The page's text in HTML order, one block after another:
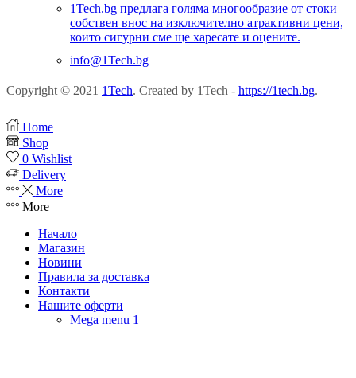
1Tech.bg предлага голяма многообразие от стоки
собствен внос на изключително атрактивни цени,
които сигурни сме ще харесате и оцените.
info@1Tech.bg
Copyright © 2021 1Tech. Created by 1Tech - https://1tech.bg.
Home
Shop
0 Wishlist
Delivery
More
More
Начало
Магазин
Новини
Правила за доставка
Контакти
Нашите оферти
Mega menu 1